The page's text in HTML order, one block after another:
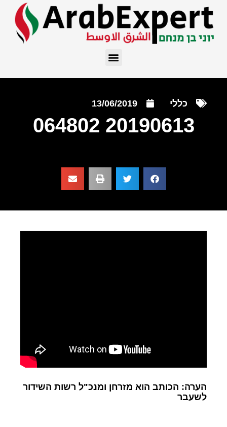
כללי 13/06/2019
20190613 064802
הערה: הכותב הוא מזרחן ומנכ"ל רשות השידור
לשעבר